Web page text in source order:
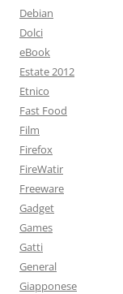
Debian
Dolci
eBook
Estate 2012
Etnico
Fast Food
Film
Firefox
FireWatir
Freeware
Gadget
Games
Gatti
General
Giapponese